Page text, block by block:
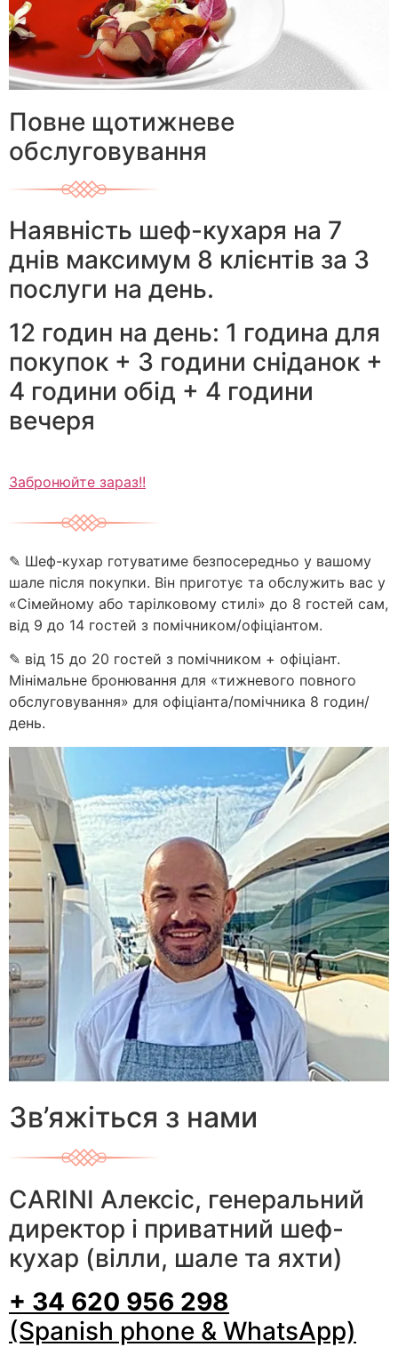
Повне щотижневе
обслуговування
Наявність шеф-кухаря на 7
днів максимум 8 клієнтів за 3
послуги на день.
12 годин на день: 1 година для
покупок + 3 години сніданок +
4 години обід + 4 години
вечеря
Забронюйте зараз!!
✎ Шеф-кухар готуватиме безпосередньо у вашому
шале після покупки. Він приготує та обслужить вас у
«Сімейному або тарілковому стилі» до 8 гостей сам,
від 9 до 14 гостей з помічником/офіціантом.
✎ від 15 до 20 гостей з помічником + офіціант.
Мінімальне бронювання для «тижневого повного
обслуговування» для офіціанта/помічника 8 годин/
день.
Зв’яжіться з нами
CARINI Алексіс, генеральний
директор і приватний шеф-
кухар (вілли, шале та яхти)
+ 34 620 956 298
(Spanish phone & WhatsApp)